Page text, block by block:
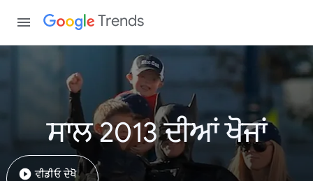
Trends
ਸਾਲ 2013 ਦੀਆਂ ਖੋਜਾਂ
ਵੀਡੀਓ ਦੇਖੋ